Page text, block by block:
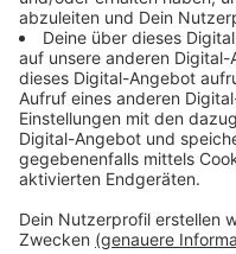
An diesem Thema
Bundesanstalt für
Folgen des
wie Straßen, Schienen
sucht nach Lösungen.
Eine Möglichkeit
Die Rezeptur
kann man helleren